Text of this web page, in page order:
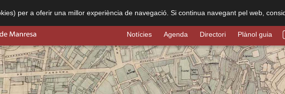
per a oferir una millor experiència de navegació. Si continua navegant pel web,
Notícies Agenda Directori Plànol guia